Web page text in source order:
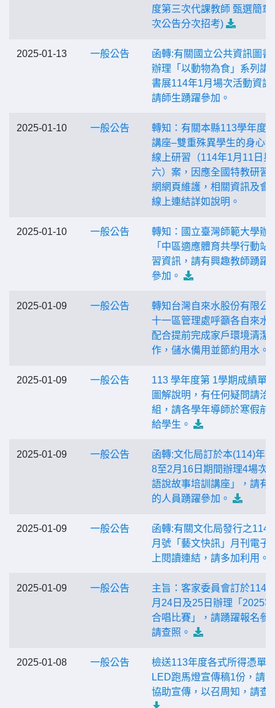
度第三次代課教師 甄選簡章
次公告分次招考)
2025-01-13 一般公告
函轉:有關國立公共資訊圖書
辦理「以動物為食」系列講
書展114年1月場次活動資訊
請師生踴躍參加。
2025-01-10 一般公告
轉知：有關本縣113學年度
講座–雙重殊異學生的身心
線上研習（114年1月11日星
六）案，因應全國特教研習
網網頁維護，相關資訊及會
線上連結詳如說明。
2025-01-10 一般公告
轉知：國立臺灣師範大學辦
「中區適應體育共學行動站
習資訊，請有興趣教師踴躍
參加。
2025-01-09 一般公告
轉知台灣自來水股份有限公
十一區管理處呼籲各自來水
配合提前完成家戶環境清潔
作，儲水備用並節約用水。
2025-01-09 一般公告
113 學年度第 1學期成績單
圖解說明，有任何疑問請洽
組，請各學年導師於寒假前
給學生。
2025-01-09 一般公告
函轉:文化局訂於本(114)年1
8至2月16日期間辦理4場次
語說故事培訓講座」，請有
的人員踴躍參加。
2025-01-09 一般公告
函轉:有關文化局發行之114
月號「藝文快訊」月刊電子
上閱讀連結，請多加利用。
2025-01-09 一般公告
主旨：客家委員會訂於114
月24日及25日辦理「2025
合唱比賽」，請踴躍報名參
請查照。
2025-01-08 一般公告
檢送113年度各式所得憑單
LED跑馬燈宣傳稿1份，請
協助宣傳，以召周知，請查